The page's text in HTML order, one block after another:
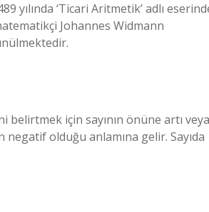
yılında ‘Ticari Aritmetik’ adlı
Johannes Widmann
belirtmek için sayının önüne artı veya
olduğu anlamına gelir. Sayıda